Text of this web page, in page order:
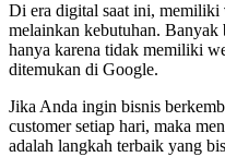
Di era digital saat ini, memiliki
melainkan kebutuhan. Banyak
hanya karena tidak memiliki
ditemukan di Google.
Jika Anda ingin bisnis
customer setiap hari, maka
adalah langkah terbaik yang